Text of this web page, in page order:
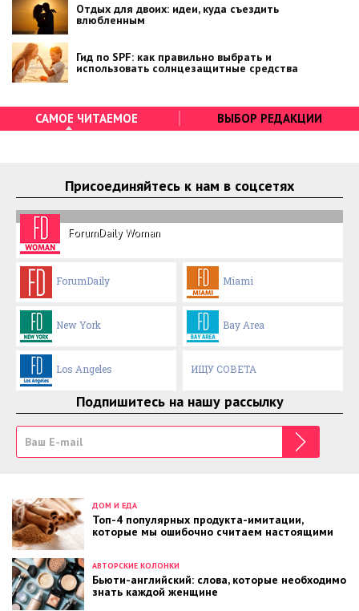
Отдых для двоих: идеи, куда съездить
влюбленным
Гид по SPF: как правильно выбрать и
использовать солнцезащитные средства
САМОЕ ЧИТАЕМОЕ ВЫБОР РЕДАКЦИИ
Присоединяйтесь к нам в соцсетях
ForumDaily Woman
ForumDaily Miami
New York Bay Area
Los Angeles ИЩУ СОВЕТА
Подпишитесь на нашу рассылку
ДОМ И ЕДА
Топ-4 популярных продукта-имитации,
которые мы ошибочно считаем настоящими
АВТОРСКИЕ КОЛОНКИ
Бьюти-английский: слова, которые необходимо
знать каждой женщине